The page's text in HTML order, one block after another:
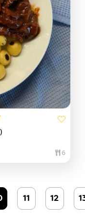
6
11 12